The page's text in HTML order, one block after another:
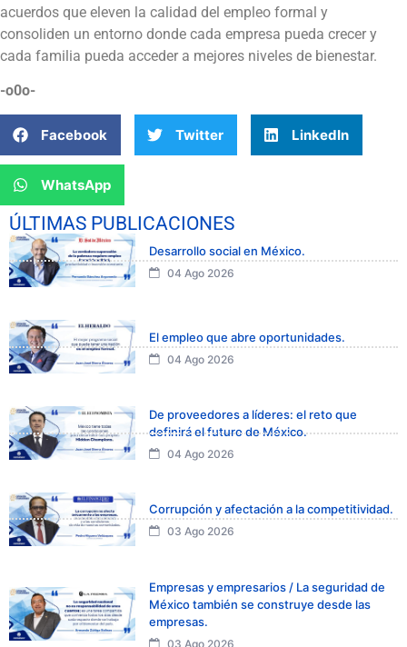
acuerdos que eleven la calidad del empleo formal y
consoliden un entorno donde cada empresa pueda crecer y
cada familia pueda acceder a mejores niveles de bienestar.
-o0o-
Facebook Twitter LinkedIn
WhatsApp
ÚLTIMAS PUBLICACIONES
Desarrollo social en México.
04 Ago 2026
El empleo que abre oportunidades.
04 Ago 2026
De proveedores a líderes: el reto que
definirá el futuro de México.
04 Ago 2026
Corrupción y afectación a la competitividad.
03 Ago 2026
Empresas y empresarios / La seguridad de
México también se construye desde las
empresas.
03 Ago 2026